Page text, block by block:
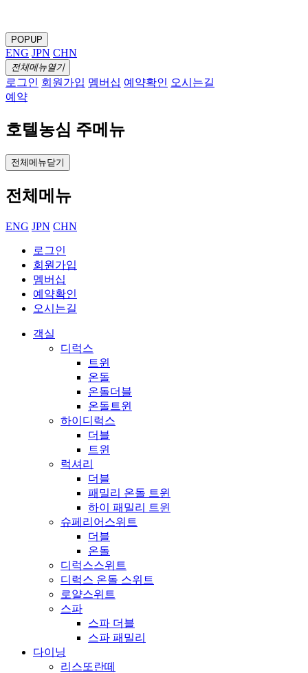
POPUP
ENG JPN CHN
전체메뉴열기
로그인 회원가입 멤버십 예약확인 오시는길
예약
호텔농심 주메뉴
전체메뉴닫기
전체메뉴
ENG JPN CHN
로그인
회원가입
멤버십
예약확인
오시는길
객실
디럭스
트윈
온돌
온돌더블
온돌트윈
하이디럭스
더블
트윈
럭셔리
더블
패밀리 온돌 트윈
하이 패밀리 트윈
슈페리어스위트
더블
온돌
디럭스스위트
디럭스 온돌 스위트
로얄스위트
스파
스파 더블
스파 패밀리
다이닝
리스또란떼